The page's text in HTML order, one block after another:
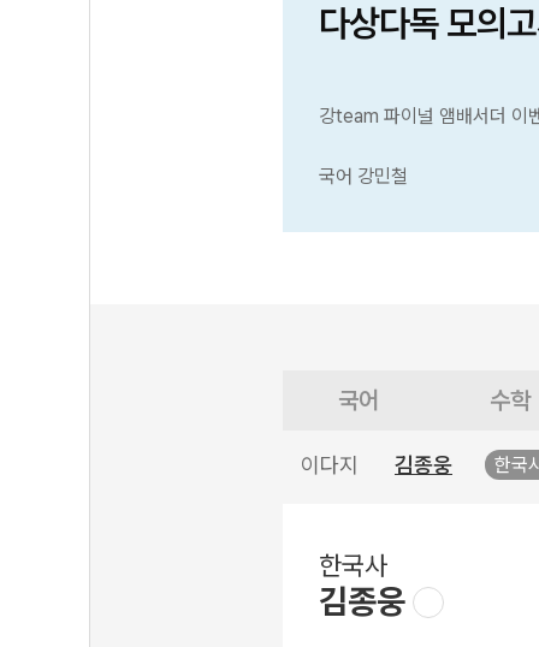
다상다독 모의
강team 파이널 앰배서더
국어 강민철
국어 수학
이다지 김종웅 한국
한국사
김종웅